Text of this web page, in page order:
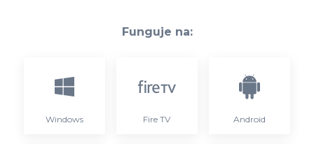
Funguje na:
Windows Fire TV Android